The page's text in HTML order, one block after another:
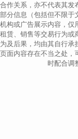
合作关系，亦不代表其发
部分信息（包括但不限于
机构或广告展示内容，仅
租赁、销售等交易行为或
为及后果，均由其自行承
页面内容存在不当之处，
时配合调